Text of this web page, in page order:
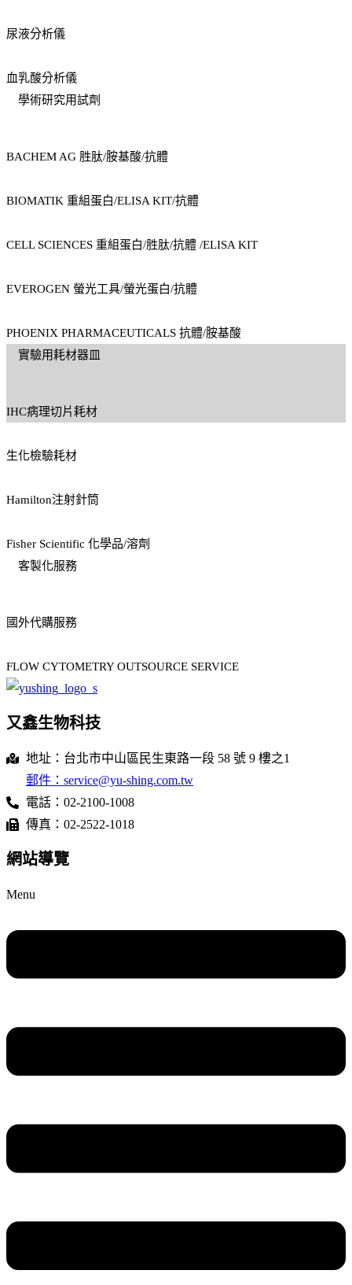
尿液分析儀
血乳酸分析儀
學術研究用試劑
BACHEM AG 胜肽/胺基酸/抗體
BIOMATIK 重組蛋白/ELISA KIT/抗體
CELL SCIENCES 重組蛋白/胜肽/抗體 /ELISA KIT
EVEROGEN 螢光工具/螢光蛋白/抗體
PHOENIX PHARMACEUTICALS 抗體/胺基酸
實驗用耗材器皿
IHC病理切片耗材
生化檢驗耗材
Hamilton注射針筒
Fisher Scientific 化學品/溶劑
客製化服務
國外代購服務
FLOW CYTOMETRY OUTSOURCE SERVICE
又鑫生物科技
地址：台北市中山區民生東路一段 58 號 9 樓之1
郵件：service@yu-shing.com.tw
電話：02-2100-1008
傳真：02-2522-1018
網站導覽
Menu